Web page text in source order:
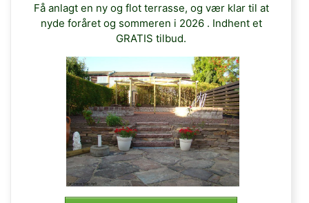
Få anlagt en ny og flot terrasse, og vær klar til at
nyde foråret og sommeren i 2026 . Indhent et
GRATIS tilbud.